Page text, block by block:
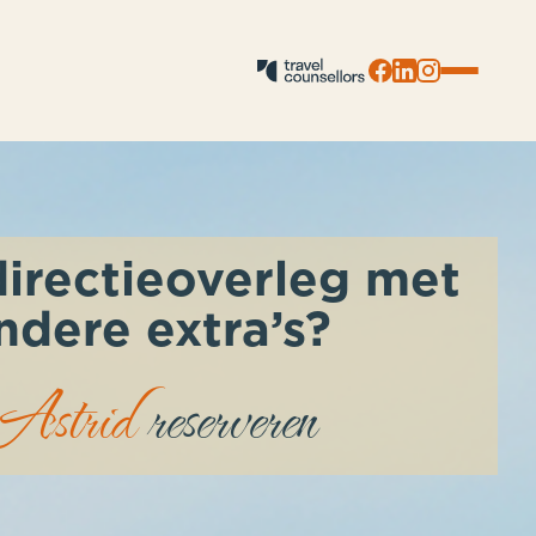
met
extra’s?
Astridreserveren